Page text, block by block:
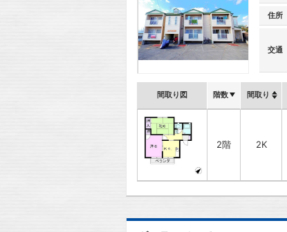
住所
交通
間取り図 階数 間取り
2階 2K